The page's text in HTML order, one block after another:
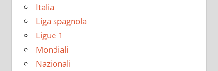
Italia
Liga spagnola
Ligue 1
Mondiali
Nazionali